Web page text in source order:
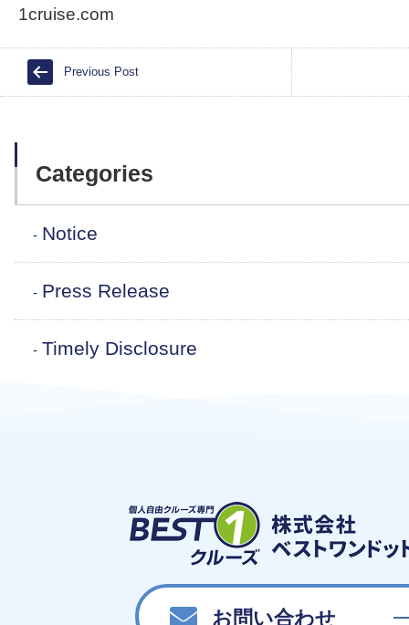
1cruise.com
Previous Post
Categories
Notice
Press Release
Timely Disclosure
お問い合わせ